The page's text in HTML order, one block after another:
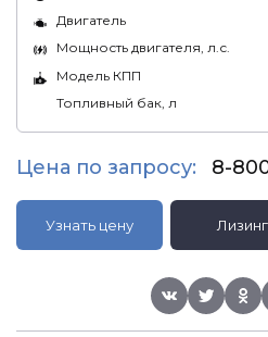
Двигатель
Мощность двигателя, л.с.
Модель КПП
Топливный бак, л
Цена по запросу: 8-
Узнать цену Лизинг